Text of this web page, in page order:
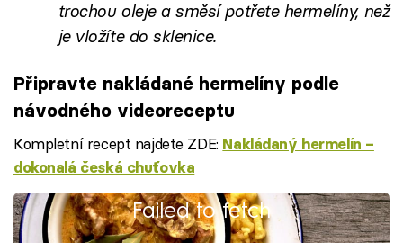
trochou oleje a směsí potřete hermelíny, než
je vložíte do sklenice.
Připravte nakládané hermelíny podle
návodného videoreceptu
Kompletní recept najdete ZDE: Nakládaný hermelín –
dokonalá česká chuťovka
Failed to fetch